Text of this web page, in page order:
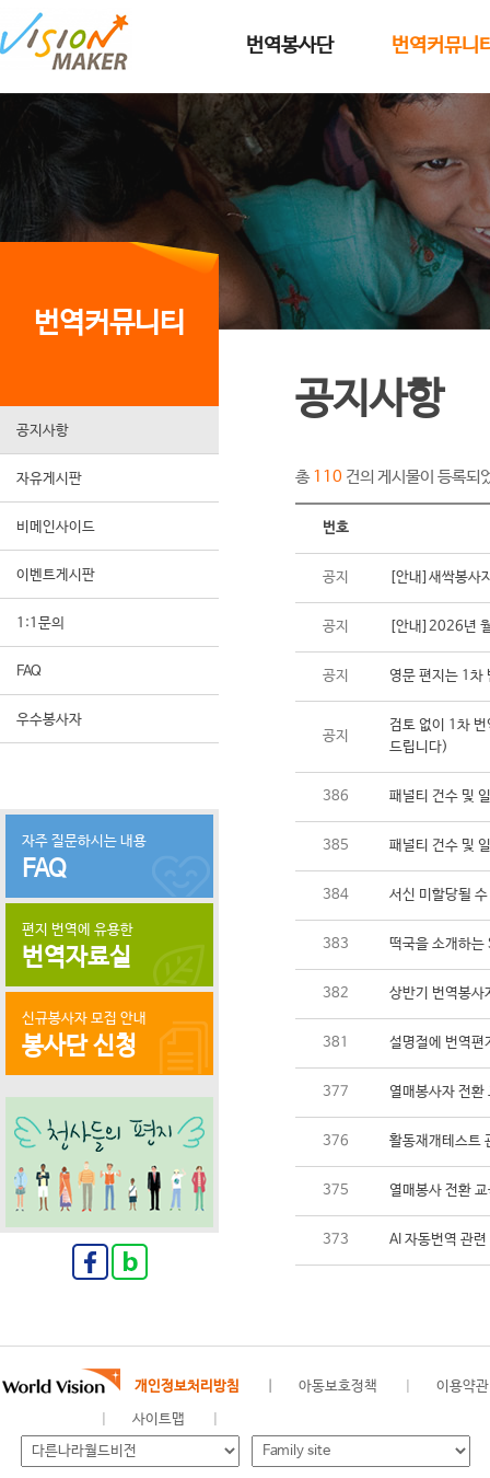
메인메뉴로 이동
메인메뉴 건너뛰고 본문으로 이동
번역봉사단 번역커뮤니
번역커뮤니티
공지사항
자유게시판
비메인사이드
이벤트게시판
1:1문의
FAQ
우수봉사자
자주 질문하시는 내용
FAQ
편지 번역에 유용한
번역자료실
신규봉사자 모집 안내
봉사단 신청
공지사항
총110 건의 게시물이 등록되
번호
공지 [안내]새싹봉사
공지 [안내]2026년
공지 영문 편지는 1
공지
검토 없이 1차
드립니다)
386 패널티 건수 및
385 패널티 건수 및
384 서신 미할당될
383 떡국을 소개하
382 상반기 번역봉사
381 설명절에 번역
377 열매봉사자 전
376 활동재개테스트
375 열매봉사 전환
373 AI 자동번역 관
개인정보처리방침 아동보호정책 이용약관
사이트맵